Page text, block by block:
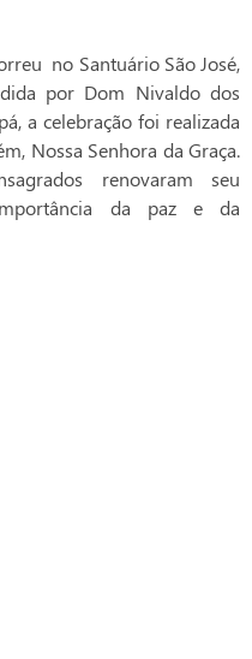
no Santuário São José,
por Dom Nivaldo dos
a celebração foi realizada
Nossa Senhora da Graça.
renovaram seu
da paz e da